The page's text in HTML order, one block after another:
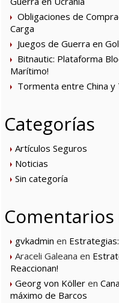
Obligaciones de
Carga
Juegos de Guerra en
Bitnautic: Plataforma
Marítimo!
Tormenta entre China y
Categorías
Artículos Seguros
Noticias
Sin categoría
gvkadmin en
Araceli Galeana en
Reaccionan!
Georg von Köller en
máximo de Barcos